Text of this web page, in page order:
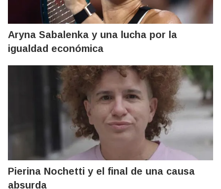
Aryna Sabalenka y una lucha por la
igualdad económica
Pierina Nochetti y el final de una causa
absurda